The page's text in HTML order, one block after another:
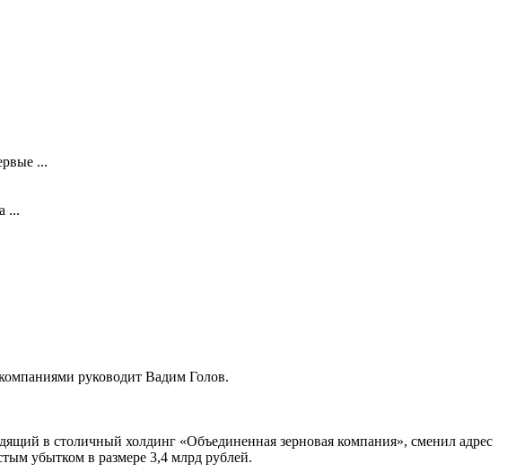
...
...
руководит Вадим Голов.
в столичный холдинг «Объединенная зерновая компания», сменил адрес
убытком в размере 3,4 млрд рублей.